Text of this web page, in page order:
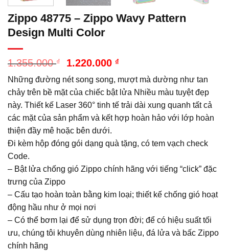
Zippo 48775 – Zippo Wavy Pattern
Design Multi Color
1.355.000₫
Giá
là:
1.355.000 ₫.
1.220.000 ₫
tại
là:
1.220.000 ₫.
Những đường nét song song, mượt mà dường như tan
chảy trên bề mặt của chiếc bật lửa Nhiều màu tuyệt đẹp
này. Thiết kế Laser 360° tinh tế trải dài xung quanh tất cả
các mặt của sản phẩm và kết hợp hoàn hảo với lớp hoàn
thiện đầy mê hoặc bên dưới.
Đi kèm hộp đóng gói dạng quà tặng, có tem vạch check
Code.
– Bật lửa chống gió Zippo chính hãng với tiếng “click” đặc
trưng của Zippo
– Cấu tạo hoàn toàn bằng kim loại; thiết kế chống gió hoạt
động hầu như ở mọi nơi
– Có thể bơm lại để sử dụng trọn đời; để có hiệu suất tối
ưu, chúng tôi khuyên dùng nhiên liệu, đá lửa và bấc Zippo
chính hãng